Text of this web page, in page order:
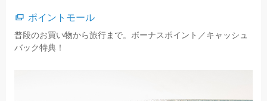
ポイントモール
普段のお買い物から旅行まで。ボーナスポイント／キャッシュ
バック特典！